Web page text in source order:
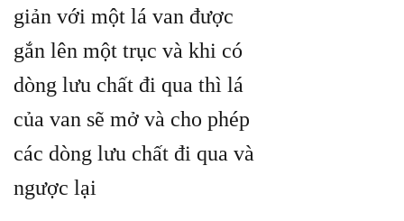
giản với một lá van được
gắn lên một trục và khi có
dòng lưu chất đi qua thì lá
của van sẽ mở và cho phép
các dòng lưu chất đi qua và
ngược lại